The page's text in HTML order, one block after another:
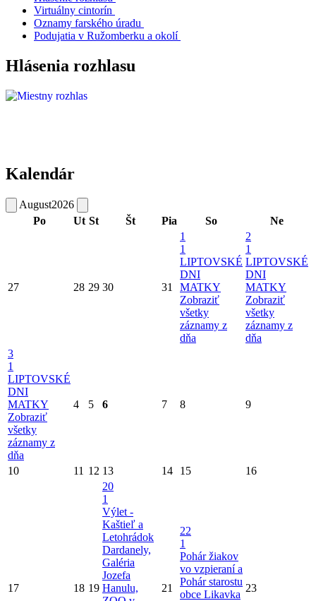
Virtuálny cintorín
Oznamy farského úradu
Podujatia v Ružomberku a okolí
Hlásenia rozhlasu
Kalendár
August2026
Po
Ut St Št Pia So Ne
27 28 29 30 31
1
1
LIPTOVSKÉ
DNI
MATKY
Zobraziť
všetky
záznamy z
dňa
2
1
LIPTOVSKÉ
DNI
MATKY
Zobraziť
všetky
záznamy z
dňa
3
1
LIPTOVSKÉ
DNI
MATKY
Zobraziť
všetky
záznamy z
dňa
4 5 6 7 8 9
10 11 12 13 14 15 16
17 18 19
20
1
Výlet -
Kaštieľ a
Letohrádok
Dardanely,
Galéria
Jozefa
Hanulu,
21
22
1
Pohár žiakov
vo vzpieraní a
Pohár starostu
obce Likavka
23